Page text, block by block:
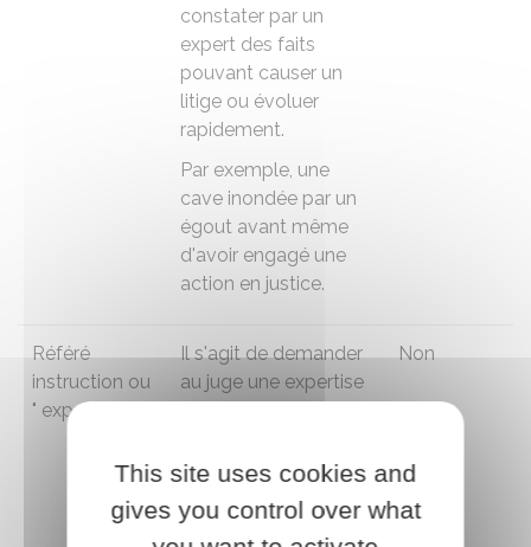
constater par un
expert des faits
pouvant causer un
litige ou évoluer
rapidement.
Par exemple, une
cave inondée par un
égout avant même
d'avoir engagé une
action en justice.
Référé
instruction ou
" expertise "
Il s'agit de demander
au juge une expertise
que la simple
constatation des
faits.
Non
This site uses cookies and
gives you control over what